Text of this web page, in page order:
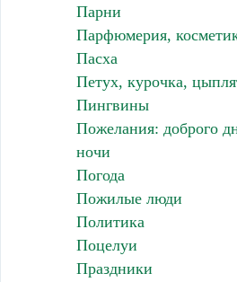
Парни
Парфюмерия,
Пасха
Петух, курочка,
Пингвины
Пожелания: доброго
ночи
Погода
Пожилые люди
Политика
Поцелуи
Праздники